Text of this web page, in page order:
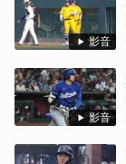
影音
影音